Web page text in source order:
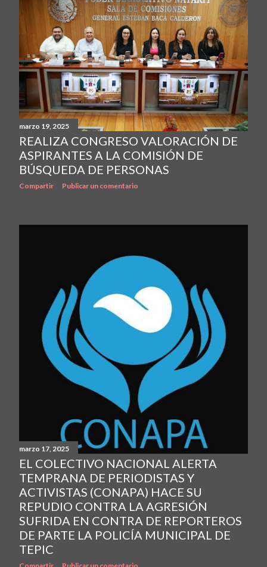
marzo 19, 2025
REALIZA CONGRESO VALORACIÓN DE
ASPIRANTES A LA COMISIÓN DE
BÚSQUEDA DE PERSONAS
Compartir Publicar un comentario
marzo 17, 2025
EL COLECTIVO NACIONAL ALERTA
TEMPRANA DE PERIODISTAS Y
ACTIVISTAS (CONAPA) HACE SU
REPUDIO CONTRA LA AGRESIÓN
SUFRIDA EN CONTRA DE REPORTEROS
DE PARTE LA POLICÍA MUNICIPAL DE
TEPIC